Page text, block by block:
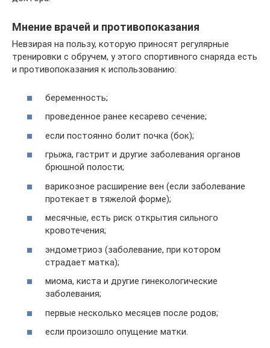
Мнение врачей и противопоказания
Невзирая на пользу, которую приносят регулярные
тренировки с обручем, у этого спортивного снаряда есть
и противопоказания к использованию:
беременность;
проведенное ранее кесарево сечение;
если постоянно болит почка (бок);
грыжа, гастрит и другие заболевания органов
брюшной полости;
варикозное расширение вен (если заболевание
протекает в тяжелой форме);
месячные, есть риск открытия сильного
кровотечения;
эндометриоз (заболевание, при котором
страдает матка);
миома, киста и другие гинекологические
заболевания;
первые несколько месяцев после родов;
если произошло опущение матки.